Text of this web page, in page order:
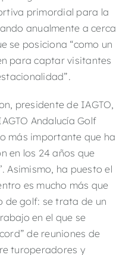
primordial para la
anualmente a cerca
se posiciona “como un
para captar visitantes
presidente de IAGTO,
Andalucía Golf
más importante que ha
en los 24 años que
Asimismo, ha puesto el
es mucho más que
de golf: se trata de un
en el que se
de reuniones de
turoperadores y